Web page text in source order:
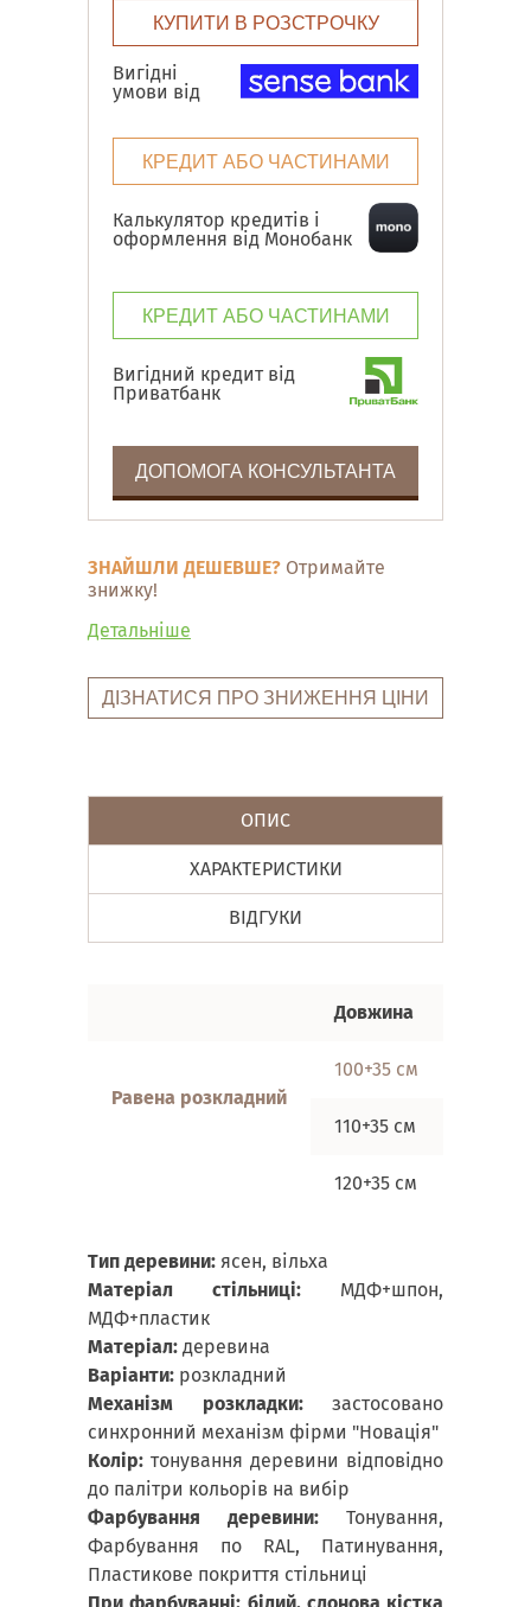
КУПИТИ В РОЗСТРОЧКУ
Вигідні
умови від
КРЕДИТ АБО ЧАСТИНАМИ
Калькулятор кредитів і
оформлення від Монобанк
КРЕДИТ АБО ЧАСТИНАМИ
Вигідний кредит від
Приватбанк
ДОПОМОГА КОНСУЛЬТАНТА
ЗНАЙШЛИ ДЕШЕВШЕ? Отримайте
знижку!
Детальніше
ДІЗНАТИСЯ ПРО ЗНИЖЕННЯ ЦІНИ
ОПИС
ХАРАКТЕРИСТИКИ
ВІДГУКИ
Довжина
Равена розкладний
100+35 см
110+35 см
120+35 см
Тип деревини: ясен, вільха
Матеріал стільниці:
МДФ+шпон,
МДФ+пластик
Матеріал: деревина
Варіанти: розкладний
Механізм розкладки:застосовано
синхронний механізм фірми "Новація"
Колір: тонування деревини відповідно
до палітри кольорів на вибір
Фарбування деревини:
Тонування,
Фарбування по RAL, Патинування,
Пластикове покриття стільниці